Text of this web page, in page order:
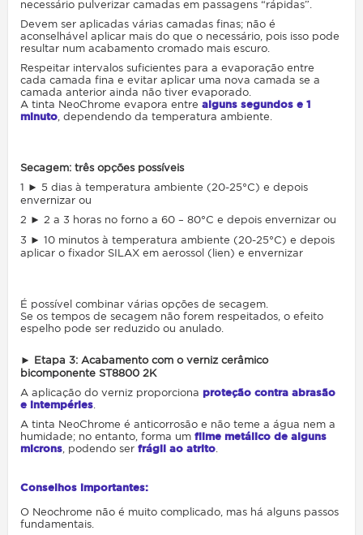
necessário pulverizar camadas em passagens “rápidas”.
Devem ser aplicadas várias camadas finas; não é
aconselhável aplicar mais do que o necessário, pois isso pode
resultar num acabamento cromado mais escuro.
Respeitar intervalos suficientes para a evaporação entre
cada camada fina e evitar aplicar uma nova camada se a
camada anterior ainda não tiver evaporado.
A tinta NeoChrome evapora entre alguns segundos e 1
minuto dependendo da temperatura ambiente.
Secagem: três opções possíveis
1 ► 5 dias à temperatura ambiente (20-25°C) e depois
envernizar ou
2 ► 2 a 3 horas no forno a 60 – 80°C e depois envernizar ou
3 ► 10 minutos à temperatura ambiente (20-25°C) e depois
aplicar o fixador SILAX em aerossol (lien) e envernizar
É possível combinar várias opções de secagem.
Se os tempos de secagem não forem respeitados, o efeito
espelho pode ser reduzido ou anulado.
► Etapa 3: Acabamento com o verniz cerâmico
bicomponente ST8800 2K
A aplicação do verniz proporciona proteção contra abrasão
e intempéries
A tinta NeoChrome é anticorrosão e não teme a água nem a
humidade; no entanto, forma um filme metálico de alguns
microns , podendo ser frágil ao atrito
Conselhos importantes:
O Neochrome não é muito complicado, mas há alguns passos
fundamentais.